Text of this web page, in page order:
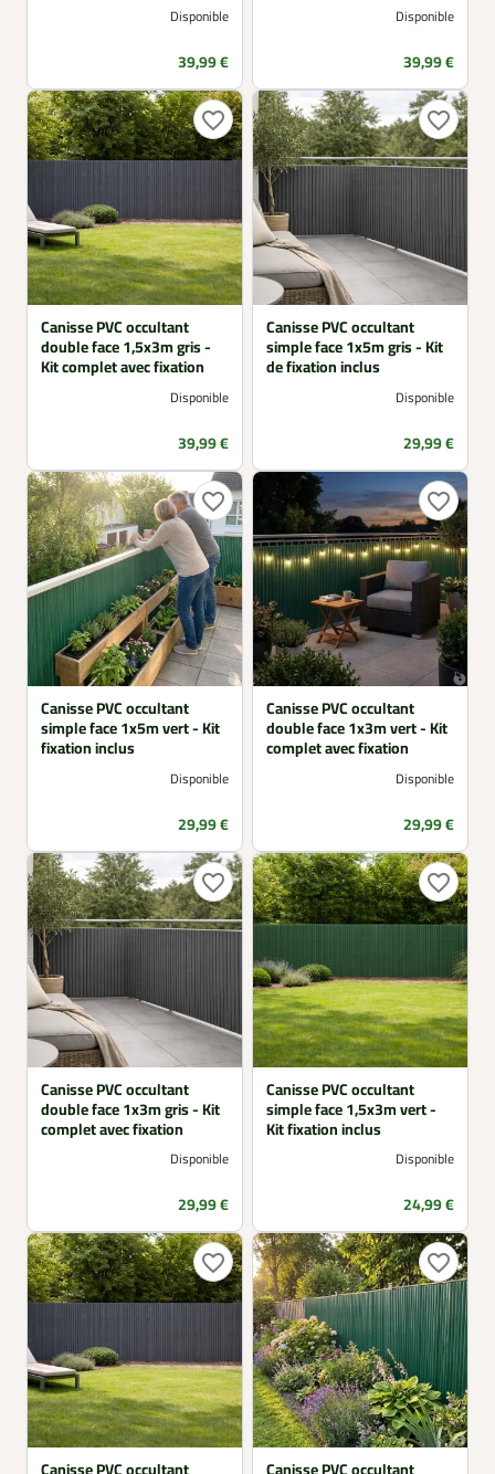
Disponible
Prix
39,99 €
Disponible
Prix
39,99 €
favorite_border
Canisse PVC occultant
double face 1,5x3m gris -
Kit complet avec fixation
Disponible
Prix
39,99 €
favorite_border
Canisse PVC occultant
simple face 1x5m gris - Kit
de fixation inclus
Disponible
Prix
29,99 €
favorite_border
Canisse PVC occultant
simple face 1x5m vert - Kit
fixation inclus
Disponible
Prix
29,99 €
favorite_border
Canisse PVC occultant
double face 1x3m vert - Kit
complet avec fixation
Disponible
Prix
29,99 €
favorite_border
Canisse PVC occultant
double face 1x3m gris - Kit
complet avec fixation
Disponible
Prix
29,99 €
favorite_border
Canisse PVC occultant
simple face 1,5x3m vert -
Kit fixation inclus
Disponible
Prix
24,99 €
favorite_border favorite_border